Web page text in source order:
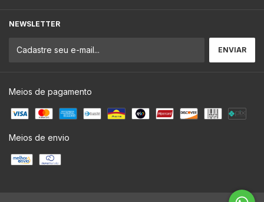
NEWSLETTER
Meios de pagamento
Meios de envio